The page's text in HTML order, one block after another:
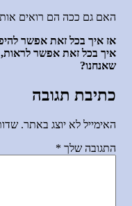
האם גם ככה הם רואים
אז איך בכל זאת אפשר
איך בכל זאת אפשר לראות,
שאנחנו?
כתיבת תגובה
האימייל לא יוצג באתר.
התגובה שלך *